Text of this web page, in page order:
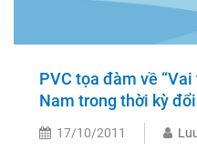
PVC tọa đàm về
Nam trong thời kỳ
17/10/2011